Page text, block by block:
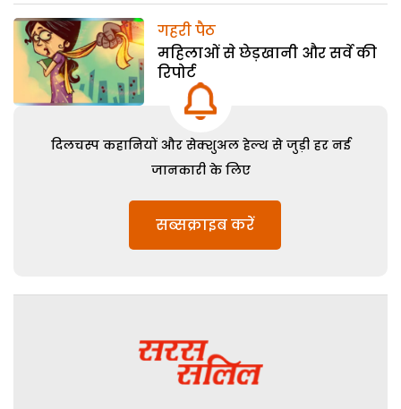
गहरी पैठ
महिलाओं से छेड़खानी और सर्वे की
रिपोर्ट
दिलचस्प कहानियों और सेक्शुअल हेल्थ से जुड़ी हर नई
जानकारी के लिए
सब्सक्राइब करें